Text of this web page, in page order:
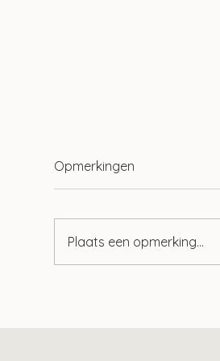
bepaalde zorgkosten
Opmerkingen
Plaats een opmerking...